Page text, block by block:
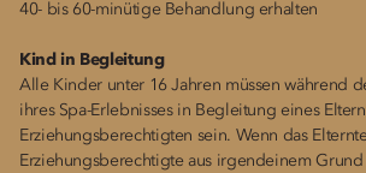
40- bis 60-minütige Behandlung erhalten
Kind in Begleitung
Alle Kinder unter 16 Jahren müssen während
ihres Spa-Erlebnisses in Begleitung eines
Erziehungsberechtigten sein. Wenn das
Erziehungsberechtigte aus irgendeinem Grund